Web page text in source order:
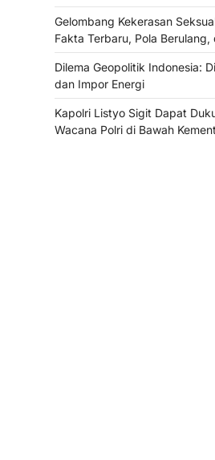
Gelombang Kekerasan
Fakta Terbaru, Pola
Dilema Geopolitik Indonesia:
dan Impor Energi
Kapolri Listyo Sigit Dapat
Wacana Polri di Bawah